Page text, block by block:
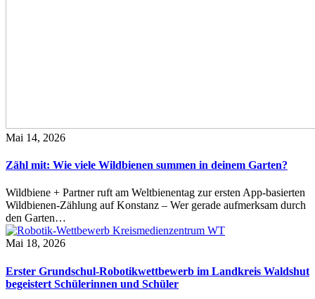
Mai 14, 2026
Zähl mit: Wie viele Wildbienen summen in deinem Garten?
Wildbiene + Partner ruft am Weltbienentag zur ersten App-basierten
Wildbienen-Zählung auf Konstanz – Wer gerade aufmerksam durch
den Garten…
Mai 18, 2026
Erster Grundschul-Robotikwettbewerb im Landkreis Waldshut
begeistert Schülerinnen und Schüler